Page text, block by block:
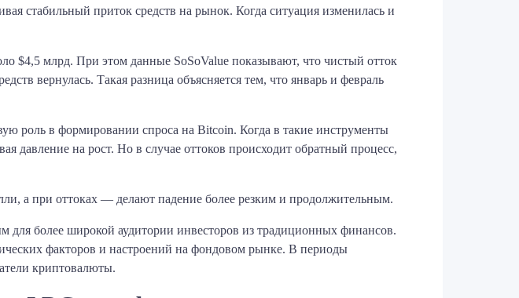
стабильный приток средств на рынок. Когда ситуация изменилась и
$4,5 млрд. При этом данные SoSoValue показывают, что чистый отток
вернулась. Такая разница объясняется тем, что январь и февраль
в формировании спроса на Bitcoin. Когда в такие инструменты
давление на рост. Но в случае оттоков происходит обратный процесс,
а при оттоках — делают падение более резким и продолжительным.
более широкой аудитории инвесторов из традиционных финансов.
факторов и настроений на фондовом рынке. В периоды
криптовалюты.